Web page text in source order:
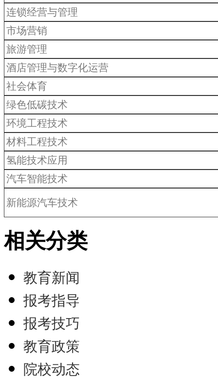
连锁经营与管理
市场营销
旅游管理
酒店管理与数字化运营
社会体育
绿色低碳技术
环境工程技术
材料工程技术
氢能技术应用
汽车智能技术
新能源汽车技术
相关分类
教育新闻
报考指导
报考技巧
教育政策
院校动态